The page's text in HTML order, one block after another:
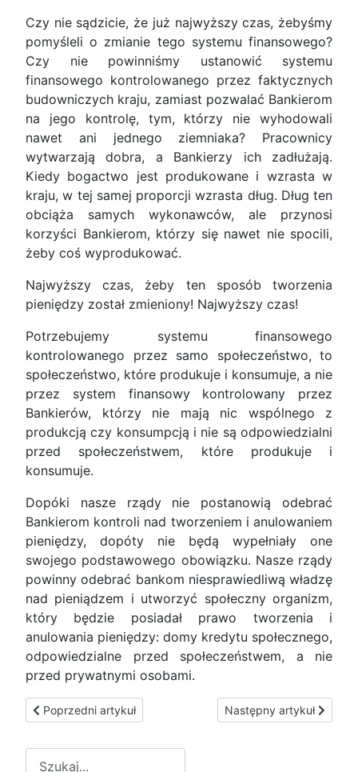
Czy nie sądzicie, że już najwyższy czas, żebyśmy
pomyśleli o zmianie tego systemu finansowego?
Czy nie powinniśmy ustanowić systemu
finansowego kontrolowanego przez faktycznych
budowniczych kraju, zamiast pozwalać Bankierom
na jego kontrolę, tym, którzy nie wyhodowali
nawet ani jednego ziemniaka? Pracownicy
wytwarzają dobra, a Bankierzy ich zadłużają.
Kiedy bogactwo jest produkowane i wzrasta w
kraju, w tej samej proporcji wzrasta dług. Dług ten
obciąża samych wykonawców, ale przynosi
korzyści Bankierom, którzy się nawet nie spocili,
żeby coś wyprodukować.
Najwyższy czas, żeby ten sposób tworzenia
pieniędzy został zmieniony! Najwyższy czas!
Potrzebujemy systemu finansowego
kontrolowanego przez samo społeczeństwo, to
społeczeństwo, które produkuje i konsumuje, a nie
przez system finansowy kontrolowany przez
Bankierów, którzy nie mają nic wspólnego z
produkcją czy konsumpcją i nie są odpowiedzialni
przed społeczeństwem, które produkuje i
konsumuje.
Dopóki nasze rządy nie postanowią odebrać
Bankierom kontroli nad tworzeniem i anulowaniem
pieniędzy, dopóty nie będą wypełniały one
swojego podstawowego obowiązku. Nasze rządy
powinny odebrać bankom niesprawiedliwą władzę
nad pieniądzem i utworzyć społeczny organizm,
który będzie posiadał prawo tworzenia i
anulowania pieniędzy: domy kredytu społecznego,
odpowiedzialne przed społeczeństwem, a nie
przed prywatnymi osobami.
Poprzedni artykuł: Kredyt Społeczny: chrześcijaństwo
Poprzedni artykuł Następny artykuł:
Następny artykuł